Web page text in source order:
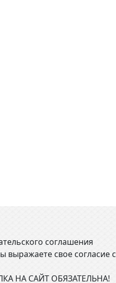
соглашения
выражаете свое согласие с
НА САЙТ ОБЯЗАТЕЛЬНА!